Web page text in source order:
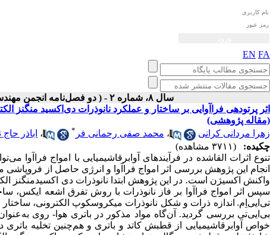
EN FA
سال ۸، شماره ۲ - ( دو فصل‌نامه انجمن مهندسی صوتیات ايران پاییز و زمستان ۱۳۹۹ )
اثر پرتودهی فراآوایی بر ساختار و عملکرد نانوذرات دی‌اکسید‌ منگنز
(مقاله پژوهشی)
زهرا مردانی کرانی
، محمد صفی رحمانی فر * ، اباذر
چکیده:
(۳۷۱۱ مشاهده)
تنوع اثرات القاشده در فرآیندهای آوابرقاشیمیایی با امواج فراآوا
انجام این پژوهش بررسی اثر امواج فراآوا و انرژی حاصل از فروپاشی
سپس اثر امواج فراآوا بر فاز نانوذرات با روش تفرق اشعه ایکس،
تی‌ایی‌اِم‌،
اندازه ذرات و شکل نانوذرات میکروسکوپ الکترونی،
بی‌ایی‌تی بررسی گردید. آن‌گاه مواد مذکور در باتری هوا- روی
خواص آوابرقاشیمیایی از قطبش کاتد و باتری و هم‌چنین تخلیه